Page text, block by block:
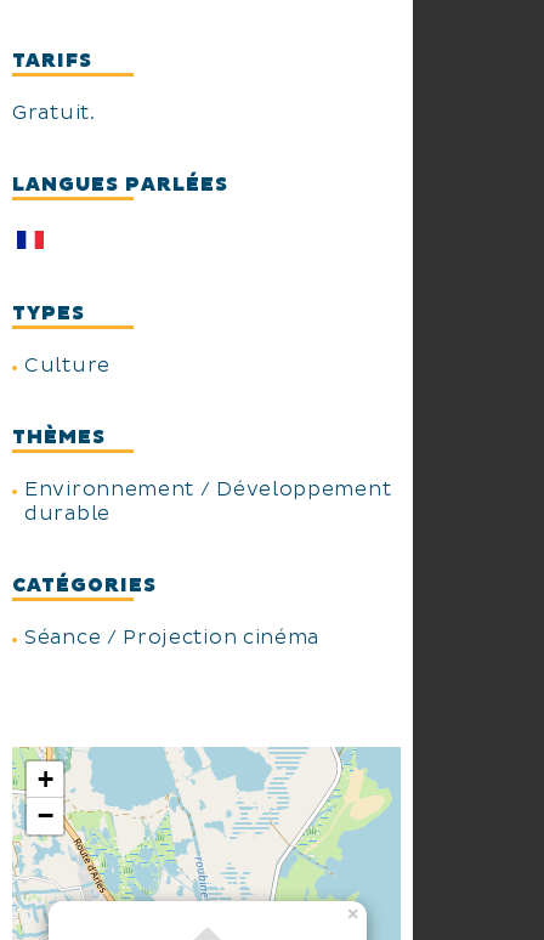
TARIFS
Gratuit.
LANGUES PARLÉES
TYPES
Culture
THÈMES
Environnement / Développement
durable
CATÉGORIES
Séance / Projection cinéma
×
+
−